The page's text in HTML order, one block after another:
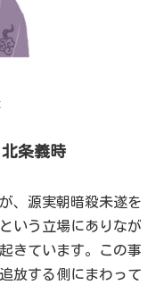
条義時
、源実朝暗殺未遂を
いう立場にありなが
きています。この事
放する側にまわって